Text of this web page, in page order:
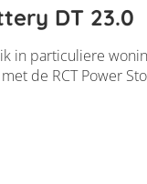
DT 23.0
in particuliere
de RCT Power